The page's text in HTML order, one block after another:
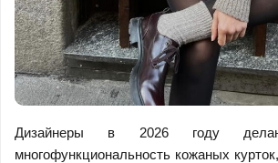
Дизайнеры в 2026 году
многофункциональность кожаных